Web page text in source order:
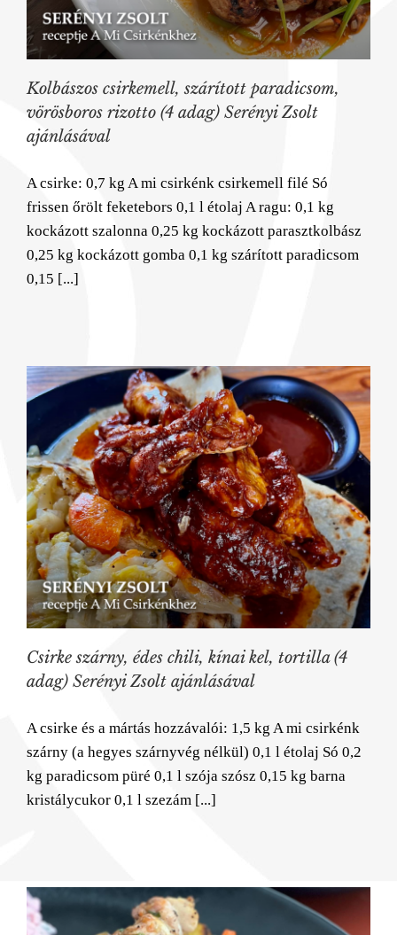
Kolbászos csirkemell, szárított paradicsom,
vörösboros rizotto (4 adag) Serényi Zsolt
ajánlásával
A csirke: 0,7 kg A mi csirkénk csirkemell filé Só
frissen őrölt feketebors 0,1 l étolaj A ragu: 0,1 kg
kockázott szalonna 0,25 kg kockázott parasztkolbász
0,25 kg kockázott gomba 0,1 kg szárított paradicsom
0,15 [...]
Csirke szárny, édes chili, kínai kel, tortilla (4
adag) Serényi Zsolt ajánlásával
A csirke és a mártás hozzávalói: 1,5 kg A mi csirkénk
szárny (a hegyes szárnyvég nélkül) 0,1 l étolaj Só 0,2
kg paradicsom püré 0,1 l szója szósz 0,15 kg barna
kristálycukor 0,1 l szezám [...]